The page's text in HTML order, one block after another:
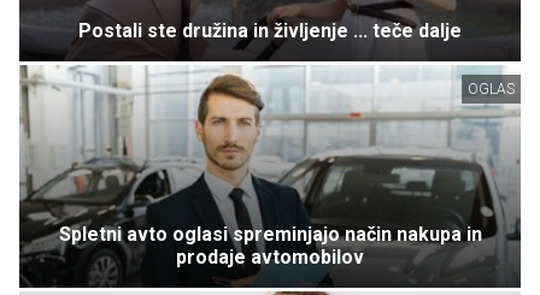
Postali ste družina in življenje ... teče dalje
OGLAS
Spletni avto oglasi spreminjajo način nakupa in
prodaje avtomobilov